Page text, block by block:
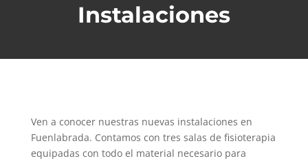
Instalaciones
Ven a conocer nuestras nuevas instalaciones en
Fuenlabrada. Contamos con tres salas de fisioterapia
equipadas con todo el material necesario para